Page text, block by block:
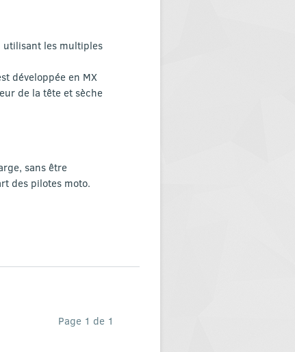
utilisant les multiples
développée en MX
de la tête et sèche
sans être
des pilotes moto.
Page 1 de 1